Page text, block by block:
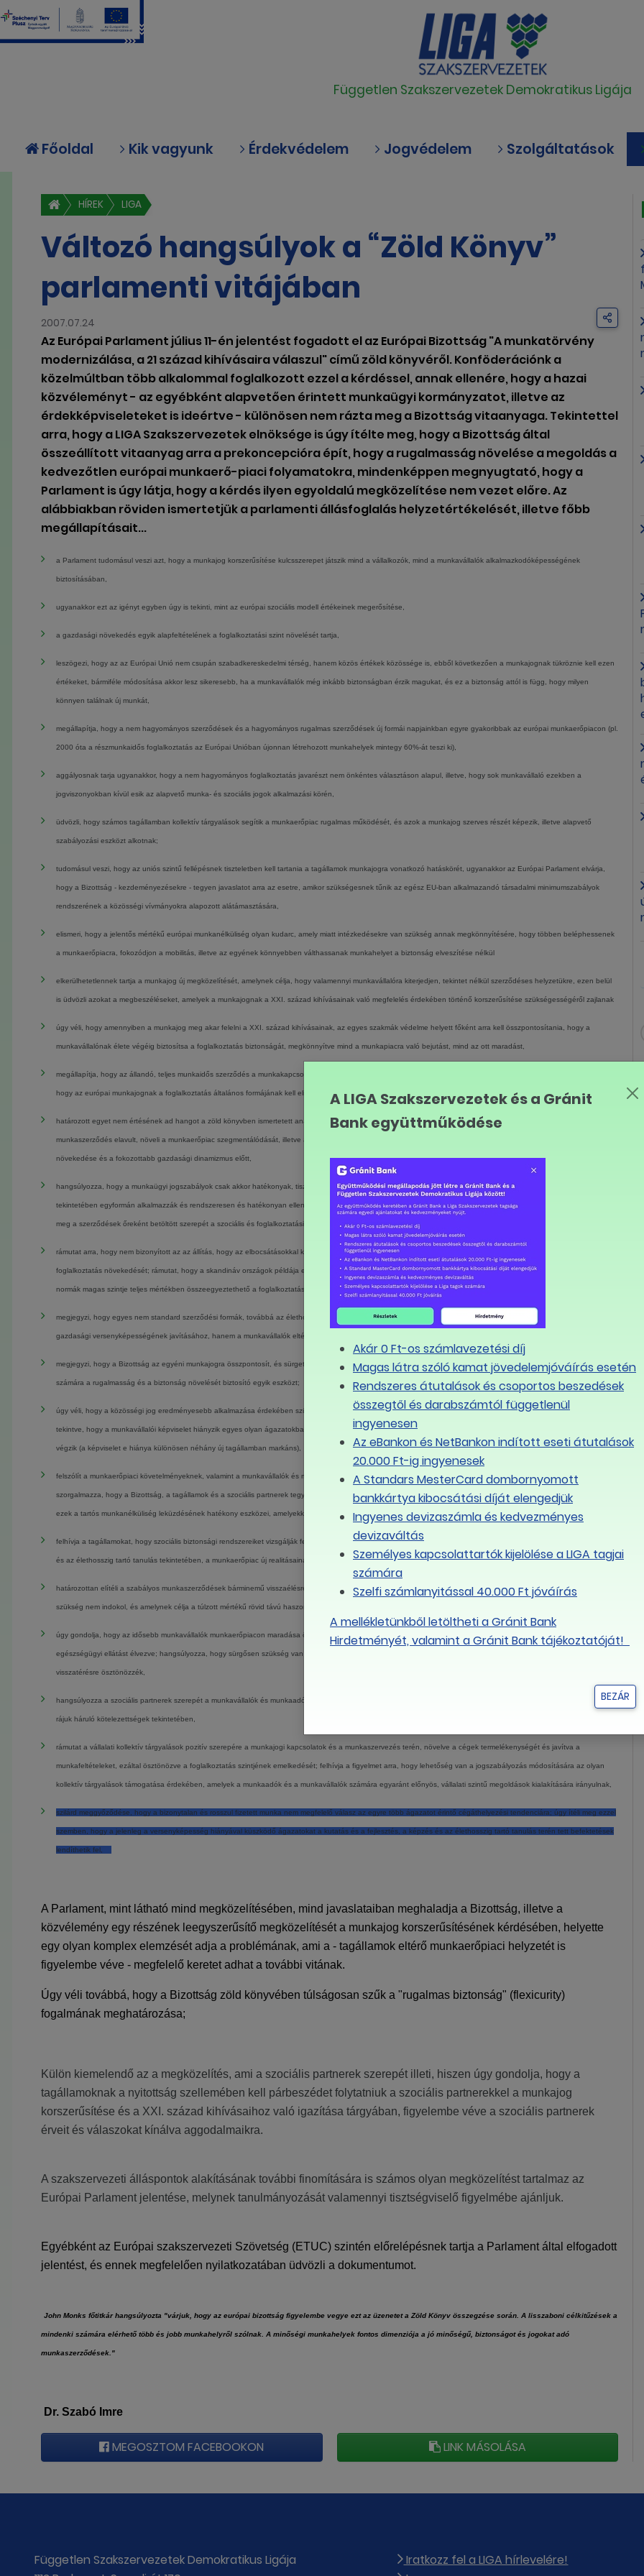
Független Szakszervezetek Demokratikus Ligája
Főoldal Kik vagyunk Érdekvédelem Jogvédelem Szolgáltatások
HÍREK LIGA
Változó hangsúlyok a “Zöld Könyv”
parlamenti vitájában
2007.07.24
Az Európai Parlament július 11-én jelentést fogadott el az Európai Bizottság "A munkatörvény
modernizálása, a 21 század kihívásaira válaszul" című zöld könyvéről. Konföderációnk a
közelmúltban több alkalommal foglalkozott ezzel a kérdéssel, annak ellenére, hogy a hazai
közvéleményt - az egyébként alapvetően érintett munkaügyi kormányzatot, illetve az
érdekképviseleteket is ideértve - különösen nem rázta meg a Bizottság vitaanyaga. Tekintettel
arra, hogy a LIGA Szakszervezetek elnöksége is úgy ítélte meg, hogy a Bizottság által
összeállított vitaanyag arra a prekoncepcióra épít, hogy a rugalmasság növelése a megoldás a
kedvezőtlen európai munkaerő-piaci folyamatokra, mindenképpen megnyugtató, hogy a
Parlament is úgy látja, hogy a kérdés ilyen egyoldalú megközelítése nem vezet előre. Az
alábbiakban röviden ismertetjük a parlamenti állásfoglalás helyzetértékelését, illetve főbb
megállapításait...
a Parlament tudomásul veszi azt, hogy a munkajog korszerűsítése kulcsszerepet játszik mind a vállalkozók, mind a munkavállalók alkalmazkodóképességének
biztosításában
ugyanakkor ezt az igényt egyben úgy is tekinti, mint az európai szociális modell értékeinek megerősítése,
a gazdasági növekedés egyik alapfeltételének a foglalkoztatási szint növelését tartja,
leszögezi, hogy az az Európai Unió nem csupán szabadkereskedelmi térség, hanem közös értékek közössége is, ebből következően a munkajognak tükröznie kell ezen
értékeket, bármiféle módosítása akkor lesz sikeresebb, ha a munkavállalók még inkább biztonságban érzik magukat, és ez a biztonság attól is függ, hogy milyen
könnyen találnak új munkát,
megállapítja, hogy a nem hagyományos szerződések és a hagyományos rugalmas szerződések új formái napjainkban egyre gyakoribbak az európai munkaerőpiacon (pl.
2000 óta a részmunkaidős foglalkoztatás az Európai Unióban újonnan létrehozott munkahelyek mintegy 60%-át teszi ki),
aggályosnak tarja ugyanakkor, hogy a nem hagyományos foglalkoztatás javarészt nem önkéntes választáson alapul, illetve, hogy sok munkavállaló ezekben a
jogviszonyokban kívül esik az alapvető munka- és szociális jogok alkalmazási körén,
üdvözli, hogy számos tagállamban kollektív tárgyalások segítik a munkaerőpiac rugalmas működését, és azok a munkajog szerves részét képezik, illetve alapvető
szabályozási eszközt alkotnak;
tudomásul veszi, hogy az uniós szintű fellépésnek tiszteletben kell tartania a tagállamok munkajogra vonatkozó hatáskörét, ugyanakkor az Európai Parlament elvárja,
hogy a Bizottság - kezdeményezésekre - tegyen javaslatot arra az esetre, amikor szükségesnek tűnik az egész EU-ban alkalmazandó társadalmi minimumszabályok
rendszerének a közösségi vívmányokra alapozott alátámasztására,
elismeri, hogy a jelentős mértékű európai munkanélküliség olyan kudarc, amely miatt intézkedésekre van szükség annak megkönnyítésére, hogy többen beléphessenek
a munkaerőpiacra, fokozódjon a mobilitás, illetve az egyének könnyebben válthassanak munkahelyet a biztonság elveszítése nélkül
elkerülhetetlennek tartja a munkajog új megközelítését, amelynek célja, hogy valamennyi munkavállalóra kiterjedjen, tekintet nélkül szerződéses helyzetükre, ezen belül
is üdvözli azokat a megbeszéléseket, amelyek a munkajognak a XXI. század kihívásainak való megfelelés érdekében történő korszerűsítése szükségességéről zajlanak
úgy véli, hogy amennyiben a munkajog meg akar felelni a XXI. század kihívásainak, az egyes szakmák védelme helyett főként arra kell összpontosítania, hogy a
munkavállalónak élete végéig biztosítsa a foglalkoztatás biztonságát, megkönnyítve mind a munkapiacra való bejutást, mind az ott maradást,
megállapítja, hogy az állandó, teljes munkaidős szerződés a munkakapcsolat általános formája, és mint ilyet referenciának kell tekinteni, ennek megfelelően úgy véli,
hogy az európai munkajognak a foglalkoztatás általános formájának kell elismernie a határozatlan időre kötött munkaszerződéseket;
határozott egyet nem értésének ad hangot a zöld könyvben ismertetett analitikai keretet illetően, amely szerint a hagyományos, határozatlan időre szóló
munkaszerződés elavult, növeli a munkaerőpiac szegmentálódását, illetve a "bentiek" és a "kintiek" közötti szakadékot, ezért akadálynak tekintendő a foglalkoztatás
növekedése és a fokozottabb gazdasági dinamizmus előtt,
hangsúlyozza, hogy a munkaügyi jogszabályok csak akkor hatékonyak, tisztességesek és erőteljesek, ha azokat valamennyi tagállam végrehajtja, minden szereplő
tekintetében egyformán alkalmazzák és rendszeresen és hatékonyan ellenőrzik; kéri ezért, hogy a "jogalkotás javítása" kezdeményezés keretében a Bizottság erősítse
meg a szerződések őreként betöltött szerepét a szociális és foglalkoztatási jogszabályok végrehajtását illetően,
rámutat arra, hogy nem bizonyított az az állítás, hogy az elbocsátásokkal kapcsolatos védelem és a hagyományos munkaszerződések meggyengülése előmozdítaná a
foglalkoztatás növekedését; rámutat, hogy a skandináv országok példája egyértelműen mutatja, hogy az elbocsátásokkal kapcsolatos védelem és a foglalkoztatási
normák magas szintje teljes mértékben összeegyeztethető a foglalkoztatás jelentős növekedésével,
megjegyzi, hogy egyes nem standard szerződési formák, továbbá az élethosszig tartó tanulási és képzési lehetőségek biztosítása hozzájárulhatnak nemcsak az EU
gazdasági versenyképességének javításához, hanem a munkavállalók eltérő igényeinek kielégítéséhez is,
megjegyzi, hogy a Bizottság az egyéni munkajogra összpontosít, és sürgeti a Bizottságot, hogy mozdítsa elő a kollektív munkajogot, mint a munkavállalók és munkaadók
számára a rugalmasság és a biztonság növelését biztosító egyik eszközt;
úgy véli, hogy a közösségi jog eredményesebb alkalmazása érdekében szükség van néhány tagállamban a jelenlegi szociális párbeszéd hiányosságainak kezelésére
tekintve, hogy a munkavállalói képviselet hiányzik egyes olyan ágazatokban, ahol a gazdasági tevékenység nagy részét 10-nél kevesebb munkavállalót alkalmazó kkv-k
végzik (a képviselet e hiánya különösen néhány új tagállamban markáns),
felszólít a munkaerőpiaci követelményeknek, valamint a munkavállalók és munkaadók egyéni elvárásainak megfelelő oktatási ágazat és iskolák létrehozására;
szorgalmazza, hogy a Bizottság, a tagállamok és a szociális partnerek tegyenek befektetéseket az élethosszig tartó tanulás és a humán tőke fejlesztésének terén, mivel
ezek a tartós munkanélküliség leküzdésének hatékony eszközei, amelyekkel összefüggésben a készségfejlesztés és a képesítések megszerzése közérdek,
felhívja a tagállamokat, hogy szociális biztonsági rendszereiket vizsgálják felül és igazítsák ki, továbbá egészítsék ki aktív munkaerő-piaci politikáikat, különösen a képzés
és az élethosszig tartó tanulás tekintetében, a munkaerőpiac új realitásainak megfelelően támogatva a szakmai váltást és a munkaerőpiacra való visszatérést,
határozottan elítéli a szabályos munkaszerződések bárminemű visszaélésre lehetőséget adó új munkavállalási formákkal való felváltását, amelyet kényszerítő gazdasági
szükség nem indokol, és amelynek célja a túlzott mértékű rövid távú haszon elérése; hangsúlyozza, hogy bármilyen ilyen lépés ellentétes az európai szociális modellel,
úgy gondolja, hogy az idősebb munkavállalók munkaerőpiacon maradása önkéntes és rugalmas alapon kell, hogy történjen, megfelelő munkahelyi képzést és
egészségügyi ellátást élvezve; hangsúlyozza, hogy sürgősen szükség van pozitív lépésekre annak érdekében, hogy az idősebb munkavállalókat a munkaerőpiacra való
visszatérésre ösztönözzék,
hangsúlyozza a szociális partnerek szerepét a munkavállalók és munkaadók tájékoztatásában és képzésében a munkaügyi kapcsolataik során őket megillető jogok és
rájuk háruló kötelezettségek tekintetében,
rámutat a vállalati kollektív tárgyalások pozitív szerepére a munkajogi kapcsolatok és a munkaszervezés terén, növelve a cégek termelékenységét és javítva a
munkafeltételeket, ezáltal ösztönözve a foglalkoztatás szintjének emelkedését; felhívja a figyelmet arra, hogy lehetőség van a jogszabályozás módosítására az olyan
kollektív tárgyalások támogatása érdekében, amelyek a munkaadók és a munkavállalók számára egyaránt előnyös, vállalati szintű megoldások kialakítására irányulnak,
szilárd meggyőződése, hogy a bizonytalan és rosszul fizetett munka nem megfelelő válasz az egyre több ágazatot érintő cégáthelyezési tendenciára; úgy ítéli meg ezzel
szemben, hogy a jelenleg a versenyképesség hiányával küszködő ágazatokat a kutatás és a fejlesztés, a képzés és az élethosszig tartó tanulás terén tett befektetések
lendíthetik fel,
A Parlament, mint látható mind megközelítésében, mind javaslataiban meghaladja a Bizottság, illetve a
közvélemény egy részének leegyszerűsítő megközelítését a munkajog korszerűsítésének kérdésében, helyette
egy olyan komplex elemzését adja a problémának, ami a - tagállamok eltérő munkaerőpiaci helyzetét is
figyelembe véve - megfelelő keretet adhat a további vitának.
Úgy véli továbbá, hogy a Bizottság zöld könyvében túlságosan szűk a "rugalmas biztonság" (flexicurity)
fogalmának meghatározása;
Külön kiemelendő az a megközelítés, ami a szociális partnerek szerepét illeti, hiszen úgy gondolja, hogy a
tagállamoknak a nyitottság szellemében kell párbeszédet folytatniuk a szociális partnerekkel a munkajog
korszerűsítése és a XXI. század kihívásaihoz való igazítása tárgyában, figyelembe véve a szociális partnerek
érveit és válaszokat kínálva aggodalmaikra.
A szakszervezeti álláspontok alakításának további finomítására is számos olyan megközelítést tartalmaz az
Európai Parlament jelentése, melynek tanulmányozását valamennyi tisztségviselő figyelmébe ajánljuk.
Egyébként az Európai szakszervezeti Szövetség (ETUC) szintén előrelépésnek tartja a Parlament által elfogadott
jelentést, és ennek megfelelően nyilatkozatában üdvözli a dokumentumot.
John Monks főtitkár hangsúlyozta "várjuk, hogy az európai bizottság figyelembe vegye ezt az üzenetet a Zöld Könyv összegzése során. A lisszaboni célkitűzések a
mindenki számára elérhető több és jobb munkahelyről szólnak. A minőségi munkahelyek fontos dimenziója a jó minőségű, biztonságot és jogokat adó
munkaszerződések."
Dr. Szabó Imre
MEGOSZTOM FACEBOOKON LINK MÁSOLÁSA
A LIGA Szakszervezetek és a Gránit
Bank együttműködése
Akár 0 Ft-os számlavezetési díj
Magas látra szóló kamat jövedelemjóváírás esetén
Rendszeres átutalások és csoportos beszedések
összegtől és darabszámtól függetlenül
ingyenesen
Az eBankon és NetBankon indított eseti átutalások
20.000 Ft-ig ingyenesek
A Standars MesterCard dombornyomott
bankkártya kibocsátási díját elengedjük
Ingyenes devizaszámla és kedvezményes
devizaváltás
Személyes kapcsolattartók kijelölése a LIGA tagjai
számára
Szelfi számlanyitással 40.000 Ft jóváírás
A mellékletünkből letöltheti a Gránit Bank
Hirdetményét, valamint a Gránit Bank tájékoztatóját!
BEZÁR
Független Szakszervezetek Demokratikus Ligája
Iratkozz fel a LIGA hírlevelére!